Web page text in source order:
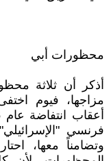
محظورات أبي
أذكر أن ثلاثة
مزاجها، فيوم
فرنسي
وتضامناً معها،